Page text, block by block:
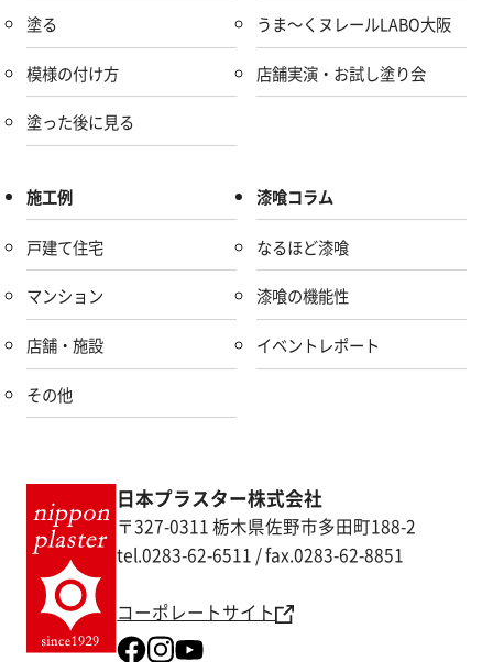
塗る
模様の付け方
塗った後に見る
うま～くヌレールLABO大阪
店舗実演・お試し塗り会
施工例
戸建て住宅
マンション
店舗・施設
その他
漆喰コラム
なるほど漆喰
漆喰の機能性
イベントレポート
日本プラスター株式会社
〒327-0311 栃木県佐野市多田町188-2
tel.0283-62-6511 / fax.0283-62-8851
コーポレートサイト